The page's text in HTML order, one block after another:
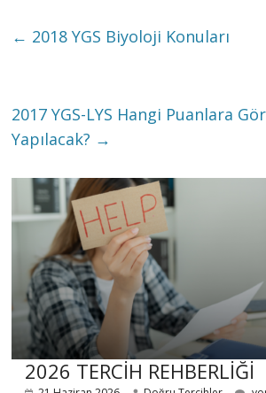
← 2018 YGS Biyoloji Konuları
2017 YGS-LYS Hangi Puanlara
Yapılacak? →
2026 TERCİH REHBERLİĞİ